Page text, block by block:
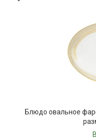
Блюдо овальное